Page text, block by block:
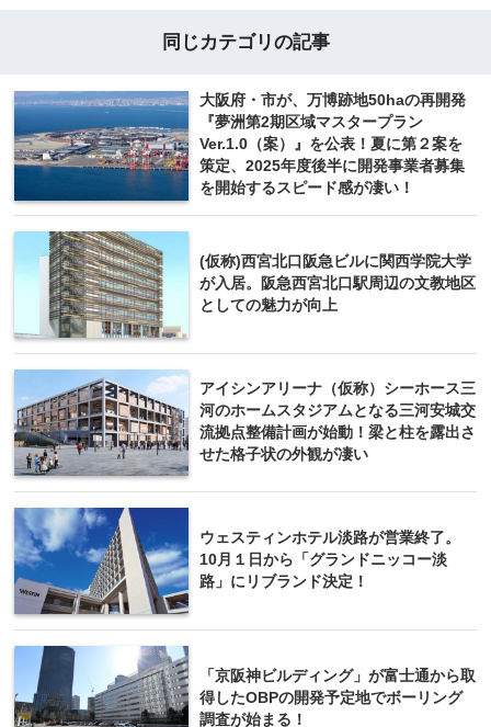
同じカテゴリの記事
大阪府・市が、万博跡地50haの再開発
『夢洲第2期区域マスタープラン
Ver.1.0（案）』を公表！夏に第２案を
策定、2025年度後半に開発事業者募集
を開始するスピード感が凄い！
(仮称)西宮北口阪急ビルに関西学院大学
が入居。阪急西宮北口駅周辺の文教地区
としての魅力が向上
アイシンアリーナ（仮称）シーホース三
河のホームスタジアムとなる三河安城交
流拠点整備計画が始動！梁と柱を露出さ
せた格子状の外観が凄い
ウェスティンホテル淡路が営業終了。
10月１日から「グランドニッコー淡
路」にリブランド決定！
「京阪神ビルディング」が富士通から取
得したOBPの開発予定地でボーリング
調査が始まる！